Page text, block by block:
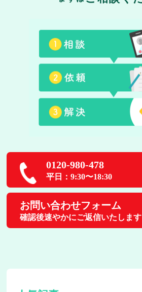
0120-980-478
平日：9:30〜18:30
お問い合わせフォーム
確認後速やかにご返信いたします